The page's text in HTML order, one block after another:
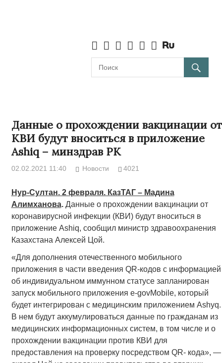
Данные о прохождении вакцинации от
КВИ будут вноситься в приложение
Ashiq – минздрав РК
02.02.2021 11:40 Новости 4021
Нур-Султан. 2 февраля. КазТАГ – Мадина
Алимханова. Данные о прохождении вакцинации от
коронавирусной инфекции (КВИ) будут вноситься в
приложение Ashiq, сообщил министр здравоохранения
Казахстана Алексей Цой.
«Для дополнения отечественного мобильного
приложения в части введения QR-кодов с информацией
об индивидуальном иммунном статусе запланирован
запуск мобильного приложения e-govMobile, который
будет интегрирован с медицинским приложением Ashyq.
В нем будут аккумулироваться данные по гражданам из
медицинских информационных систем, в том числе и о
прохождении вакцинации против КВИ для
предоставления на проверку посредством QR- кода», —